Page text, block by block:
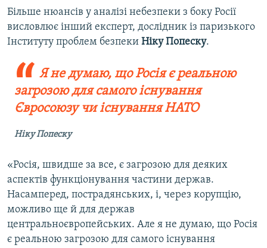
Більше нюансів у аналізі небезпеки з боку Росії
висловлює інший експерт, дослідник із паризького
Інституту проблем безпеки Ніку Попеску.
Я не думаю, що Росія є реальною
загрозою для самого існування
Євросоюзу чи існування НАТО
Ніку Попеску
«Росія, швидше за все, є загрозою для деяких
аспектів функціонування частини держав.
Насамперед, пострадянських, і, через корупцію,
можливо ще й для держав
центральноєвропейських. Але я не думаю, що Росія
є реальною загрозою для самого існування